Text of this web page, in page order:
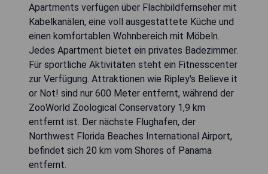
Apartments verfügen über Flachbildfernseher mit
Kabelkanälen, eine voll ausgestattete Küche und
einen komfortablen Wohnbereich mit Möbeln.
Jedes Apartment bietet ein privates Badezimmer.
Für sportliche Aktivitäten steht ein Fitnesscenter
zur Verfügung. Attraktionen wie Ripley's Believe it
or Not! sind nur 600 Meter entfernt, während der
ZooWorld Zoological Conservatory 1,9 km
entfernt ist. Der nächste Flughafen, der
Northwest Florida Beaches International Airport,
befindet sich 20 km vom Shores of Panama
entfernt.